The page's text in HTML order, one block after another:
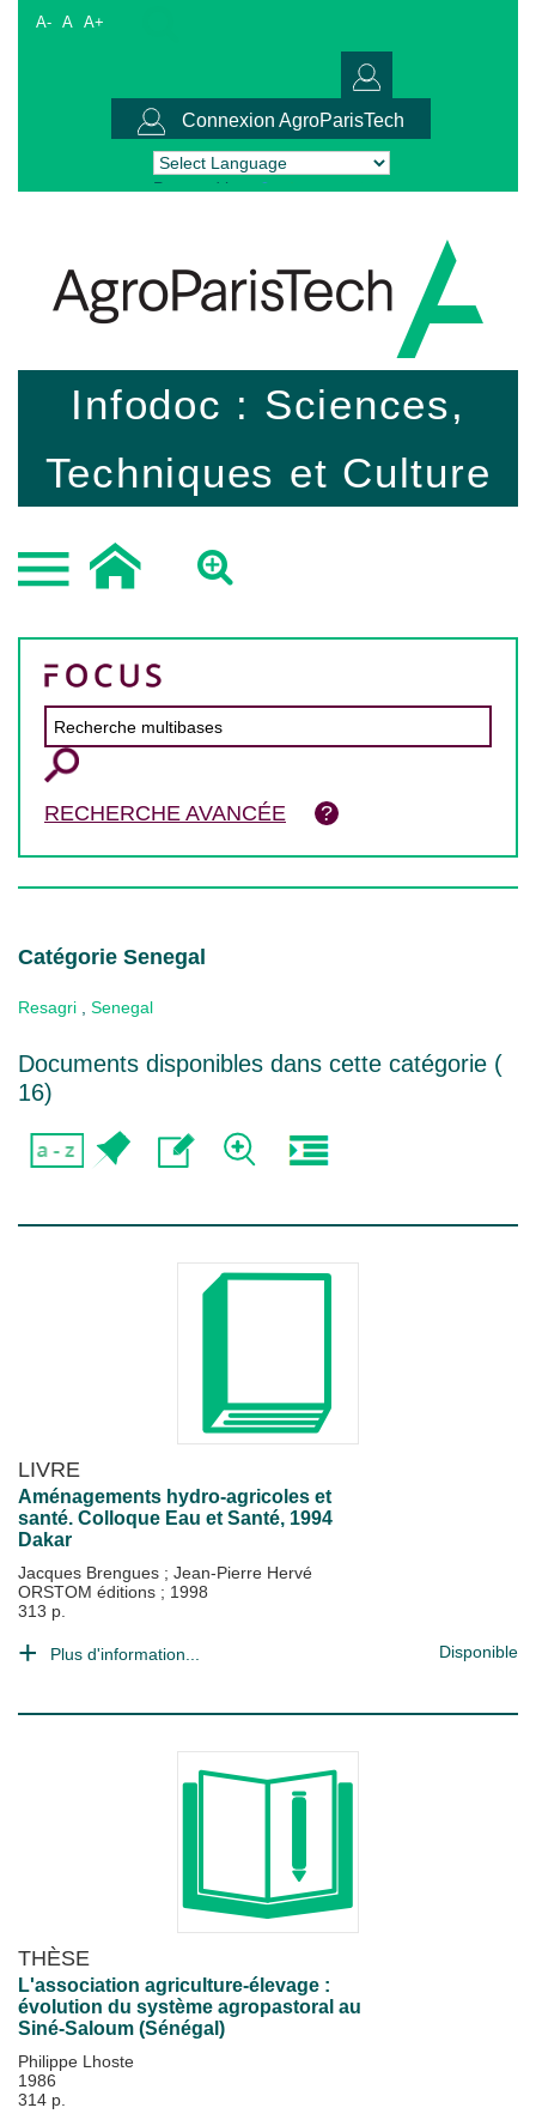
A- A A+
Connexion AgroParisTech
Powered by Translate
Infodoc : Sciences,
Techniques et Culture
RECHERCHE AVANCÉE
Catégorie Senegal
Resagri Senegal
Documents disponibles dans cette catégorie (
16)
LIVRE
Aménagements hydro-agricoles et
santé. Colloque Eau et Santé, 1994
Dakar
Jacques Brengues ; Jean-Pierre Hervé
ORSTOM éditions ; 1998
313 p.
Plus d'information... Disponible
THÈSE
L'association agriculture-élevage :
évolution du système agropastoral au
Siné-Saloum (Sénégal)
Philippe Lhoste
1986
314 p.